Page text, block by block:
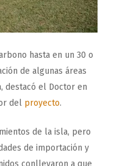
hasta en un 30 o
de algunas áreas
destacó el Doctor en
del proyecto.
de la isla, pero
de importación y
conllevaron a que